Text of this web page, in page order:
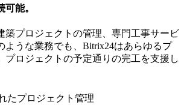
能。
築プロジェクトの管理、専門工事サービ
ような業務でも、Bitrix24はあらゆるプ
プロジェクトの予定通りの完工を支援し
たプロジェクト管理